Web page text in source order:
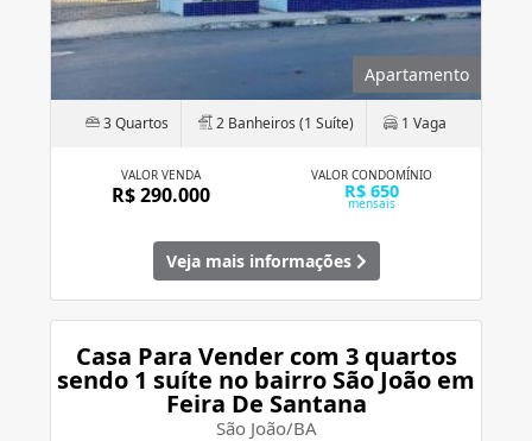
Apartamento
3 Quartos 2 Banheiros (1 Suíte) 1 Vaga
VALOR VENDA
R$ 290.000
VALOR CONDOMÍNIO
R$ 650
mensais
Veja mais informações
Casa Para Vender com 3 quartos
sendo 1 suíte no bairro São João em
Feira De Santana
São João/BA